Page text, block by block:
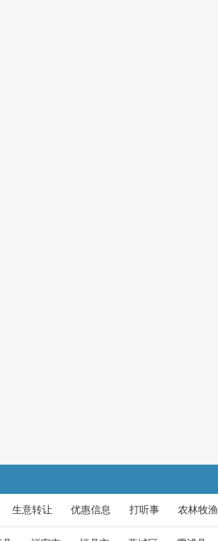
生意转让 优惠信息 打听事 农林牧渔